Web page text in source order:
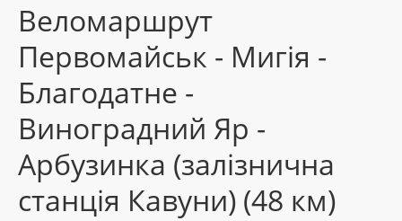
Веломаршрут
Первомайськ - Мигія -
Благодатне -
Виноградний Яр -
Арбузинка (залізнична
станція Кавуни) (48 км)